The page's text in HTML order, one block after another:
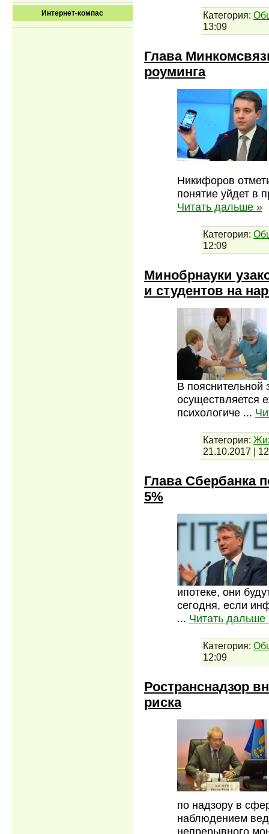
Интернет-компас Категория:
13:09
Глава
роуминга
Никифоров
понятие уйдет в
Читать дальше »
Категория:
12:09
Минобрнауки
и студентов на
В пояснительной
осуществляется
психологиче ...
Категория:
21.10.2017 |
Глава Сбербанка
5%
ипотеке, они
сегодня, если
... Читать дальше
Категория:
12:09
Ространснадзор
риска
по надзору в
наблюдением
непрерывного